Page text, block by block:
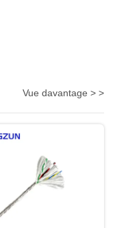
Vue davantage > >